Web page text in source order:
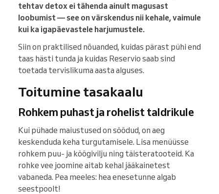
tehtav detox ei tähenda ainult magusast
loobumist — see on värskendus nii kehale, vaimule
kui ka igapäevastele harjumustele.
Siin on praktilised nõuanded, kuidas pärast pühi end
taas hästi tunda ja kuidas Reservio saab sind
toetada tervislikuma aasta alguses.
Toitumine tasakaalu
Rohkem puhast ja rohelist taldrikule
Kui pühade maiustused on söödud, on aeg
keskenduda keha turgutamisele. Lisa menüüsse
rohkem puu- ja köögivilju ning täisteratooteid. Ka
rohke vee joomine aitab kehal jääkainetest
vabaneda. Pea meeles: hea enesetunne algab
seestpoolt!